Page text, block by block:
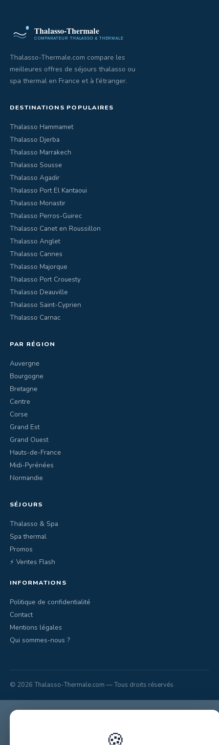
Thalasso-Thermale.com compare les
meilleures offres de séjours thalasso ou
spa thermal en France et à l'étranger.
DESTINATIONS POPULAIRES
Thalasso Hammamet
Thalasso Djerba
Thalasso Marrakech
Thalasso Sousse
Thalasso Agadir
Thalasso Port El Kantaoui
Thalasso Monastir
Thalasso Perros-Guirec
Thalasso Canet en Roussillon
Thalasso Anglet
Thalasso Cannes
Thalasso Majorque
Thalasso Port Crouesty
Thalasso Deauville
Thalasso Saint-Cyprien
Thalasso Carnac
PAR RÉGION
Auvergne
Bourgogne
Bretagne
Centre
Corse
Grand Est
Grand Ouest
Hauts-de-France
Midi-Pyrénées
Normandie
SÉJOURS
Thalasso & Spa
Spa thermal
Promos
⚡ Ventes Flash
INFORMATIONS
Politique de confidentialité
Contact
Mentions légales
Qui sommes-nous ?
© 2026 Thalasso-Thermale.com — Tous droits réservés